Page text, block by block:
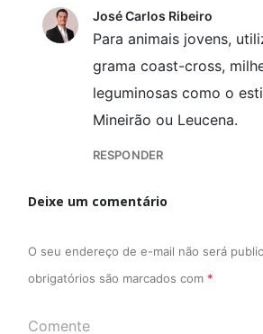
José Carlos Ribeiro
Para animais jovens,
grama coast-cross,
leguminosas como o
Mineirão ou Leucena.
RESPONDER
Deixe um comentário
O seu endereço de e-mail não será
obrigatórios são marcados com *